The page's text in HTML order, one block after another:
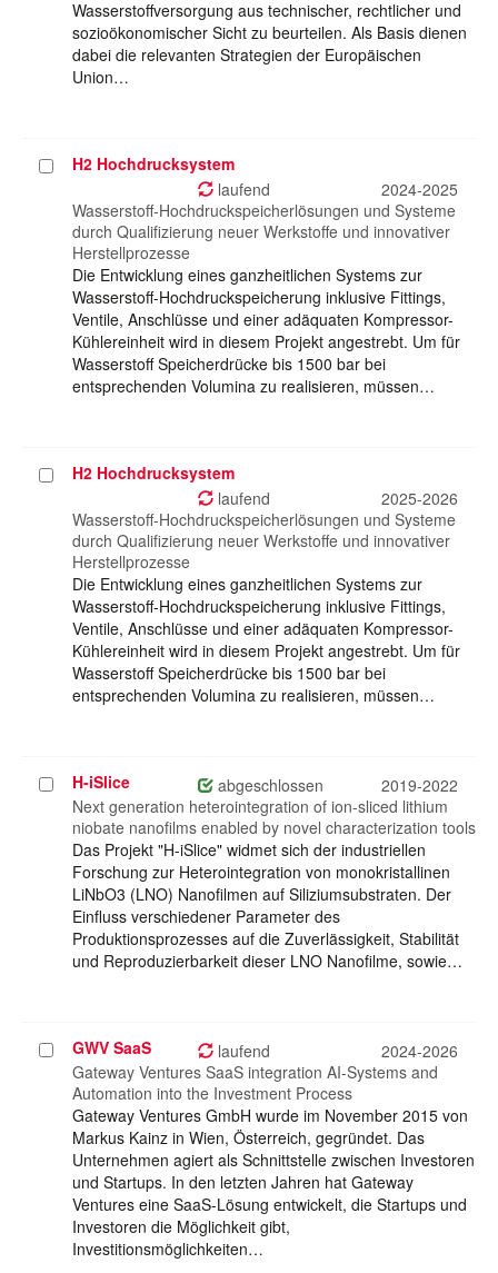
Wasserstoffversorgung aus technischer, rechtlicher und
sozioökonomischer Sicht zu beurteilen. Als Basis dienen
dabei die relevanten Strategien der Europäischen
Union…
ProjektH2 Hochdrucksystem
laufend
2024-2025
Wasserstoff-Hochdruckspeicherlösungen und Systeme
durch Qualifizierung neuer Werkstoffe und innovativer
Herstellprozesse
Die Entwicklung eines ganzheitlichen Systems zur
Wasserstoff-Hochdruckspeicherung inklusive Fittings,
Ventile, Anschlüsse und einer adäquaten Kompressor-
Kühlereinheit wird in diesem Projekt angestrebt. Um für
Wasserstoff Speicherdrücke bis 1500 bar bei
entsprechenden Volumina zu realisieren, müssen…
ProjektH2 Hochdrucksystem
laufend
2025-2026
Wasserstoff-Hochdruckspeicherlösungen und Systeme
durch Qualifizierung neuer Werkstoffe und innovativer
Herstellprozesse
Die Entwicklung eines ganzheitlichen Systems zur
Wasserstoff-Hochdruckspeicherung inklusive Fittings,
Ventile, Anschlüsse und einer adäquaten Kompressor-
Kühlereinheit wird in diesem Projekt angestrebt. Um für
Wasserstoff Speicherdrücke bis 1500 bar bei
entsprechenden Volumina zu realisieren, müssen…
Projekt
auswählen
H-iSlice abgeschlossen
2019-2022
Next generation heterointegration of ion-sliced lithium
niobate nanofilms enabled by novel characterization tools
Das Projekt "H-iSlice" widmet sich der industriellen
Forschung zur Heterointegration von monokristallinen
LiNbO3 (LNO) Nanofilmen auf Siliziumsubstraten. Der
Einfluss verschiedener Parameter des
Produktionsprozesses auf die Zuverlässigkeit, Stabilität
und Reproduzierbarkeit dieser LNO Nanofilme, sowie…
Projekt
auswählen
GWV SaaS laufend
2024-2026
Gateway Ventures SaaS integration AI-Systems and
Automation into the Investment Process
Gateway Ventures GmbH wurde im November 2015 von
Markus Kainz in Wien, Österreich, gegründet. Das
Unternehmen agiert als Schnittstelle zwischen Investoren
und Startups. In den letzten Jahren hat Gateway
Ventures eine SaaS-Lösung entwickelt, die Startups und
Investoren die Möglichkeit gibt,
Investitionsmöglichkeiten…